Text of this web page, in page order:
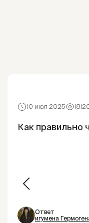
10 июл 2025
Как правильно
Ответ
игумена